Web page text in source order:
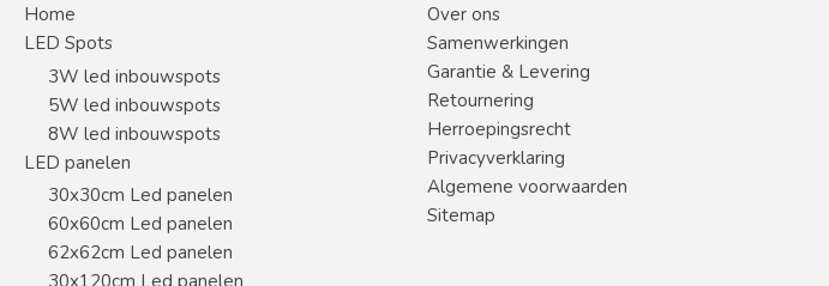
Home
LED Spots
3W led inbouwspots
5W led inbouwspots
8W led inbouwspots
LED panelen
30x30cm Led panelen
60x60cm Led panelen
62x62cm Led panelen
Over ons
Samenwerkingen
Garantie & Levering
Retournering
Herroepingsrecht
Privacyverklaring
Algemene voorwaarden
Sitemap